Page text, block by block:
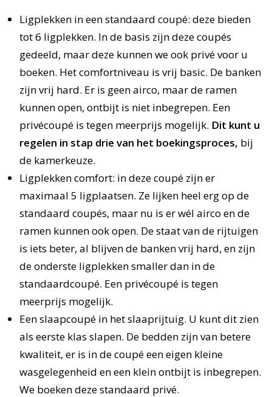
Ligplekken in een standaard coupé: deze bieden
tot 6 ligplekken. In de basis zijn deze coupés
gedeeld, maar deze kunnen we ook privé voor u
boeken. Het comfortniveau is vrij basic. De banken
zijn vrij hard. Er is geen airco, maar de ramen
kunnen open, ontbijt is niet inbegrepen. Een
privécoupé is tegen meerprijs mogelijk. Dit kunt u
regelen in stap drie van het boekingsproces, bij
de kamerkeuze.
Ligplekken comfort: in deze coupé zijn er
maximaal 5 ligplaatsen. Ze lijken heel erg op de
standaard coupés, maar nu is er wél airco en de
ramen kunnen ook open. De staat van de rijtuigen
is iets beter, al blijven de banken vrij hard, en zijn
de onderste ligplekken smaller dan in de
standaardcoupé. Een privécoupé is tegen
meerprijs mogelijk.
Een slaapcoupé in het slaaprijtuig. U kunt dit zien
als eerste klas slapen. De bedden zijn van betere
kwaliteit, er is in de coupé een eigen kleine
wasgelegenheid en een klein ontbijt is inbegrepen.
We boeken deze standaard privé.